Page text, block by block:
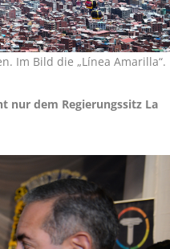
Im Bild die „Línea Amarilla“.
nur dem Regierungssitz La